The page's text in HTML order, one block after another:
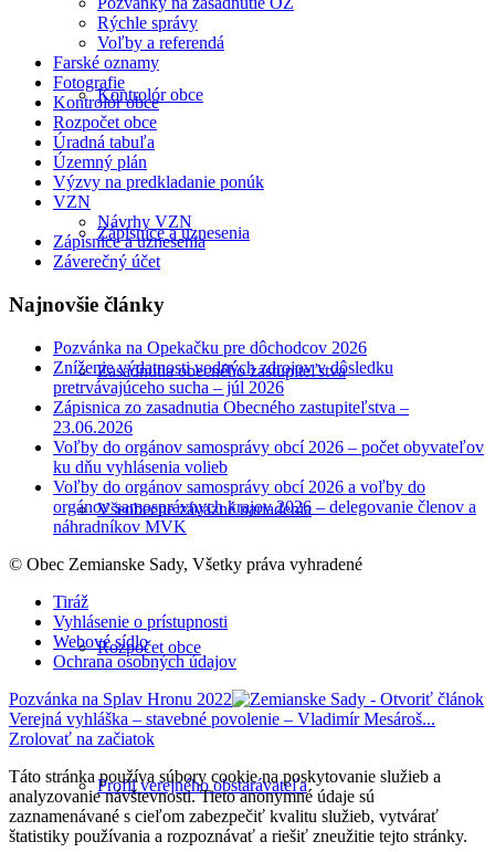
Kontrolór obce
Zápisnice a uznesenia
Zasadnutia obecného zastupiteľstva
Všeobecne záväzné nariadenia
Rozpočet obce
Profil verejného obstarávateľa
Rýchle správy
Voľby a referendá
Farské oznamy
Fotografie
Kontrolór obce
Rozpočet obce
Úradná tabuľa
Územný plán
Výzvy na predkladanie ponúk
VZN
Návrhy VZN
Zápisnice a uznesenia
Záverečný účet
Najnovšie články
Pozvánka na Opekačku pre dôchodcov 2026
Zníženie výdatnosti vodných zdrojov v dôsledku
pretrvávajúceho sucha – júl 2026
Zápisnica zo zasadnutia Obecného zastupiteľstva –
23.06.2026
Voľby do orgánov samosprávy obcí 2026 – počet obyvateľov
ku dňu vyhlásenia volieb
Voľby do orgánov samosprávy obcí 2026 a voľby do
orgánov samosprávnych krajov 2026 – delegovanie členov a
náhradníkov MVK
© Obec Zemianske Sady, Všetky práva vyhradené
Tiráž
Vyhlásenie o prístupnosti
Webové sídlo
Ochrana osobných údajov
Pozvánka na Splav Hronu 2022
Verejná vyhláška – stavebné povolenie – Vladimír Mesároš...
Zrolovať na začiatok
Táto stránka používa súbory cookie na poskytovanie služieb a
analyzovanie návštevnosti. Tieto anonymné údaje sú
zaznamenávané s cieľom zabezpečiť kvalitu služieb, vytvárať
štatistiky používania a rozpoznávať a riešiť zneužitie tejto stránky.